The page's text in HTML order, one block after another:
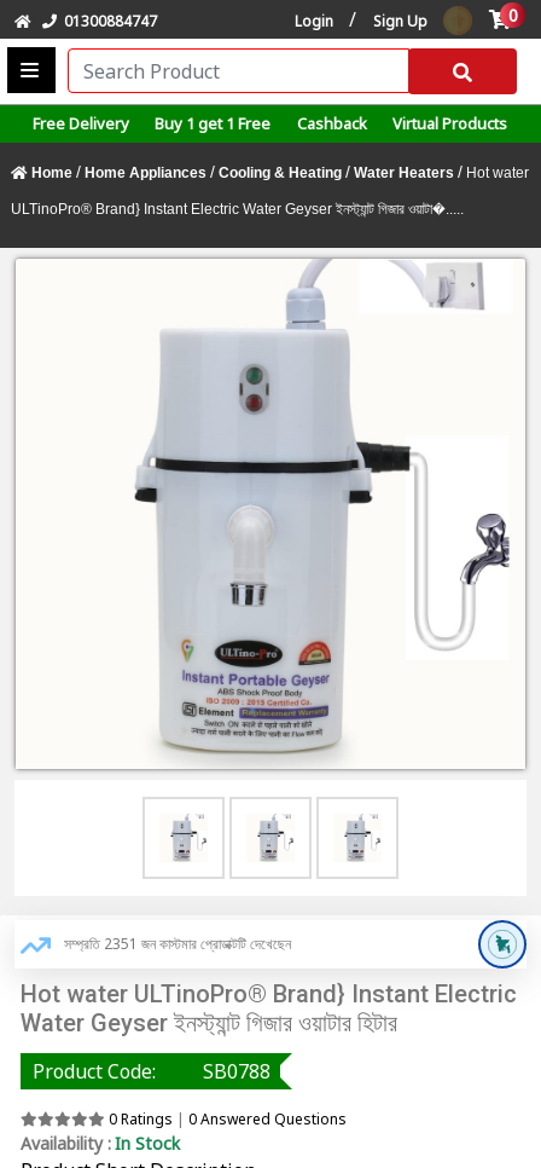
01300884747 Login / Sign Up 0
Free Delivery Buy 1 get 1 Free Cashback Virtual Products
Home / Home Appliances / Cooling & Heating / Water Heaters / Hot water
ULTinoPro® Brand} Instant Electric Water Geyser ইনস্ট্যান্ট গিজার ওয়াটা�.....
সম্প্রতি 2351 জন কাস্টমার প্রোডাক্টটি দেখেছেন
Hot water ULTinoPro® Brand} Instant Electric
Water Geyser ইনস্ট্যান্ট গিজার ওয়াটার হিটার
Product Code: SB0788
0 Ratings 0 Answered Questions
Availability :In Stock